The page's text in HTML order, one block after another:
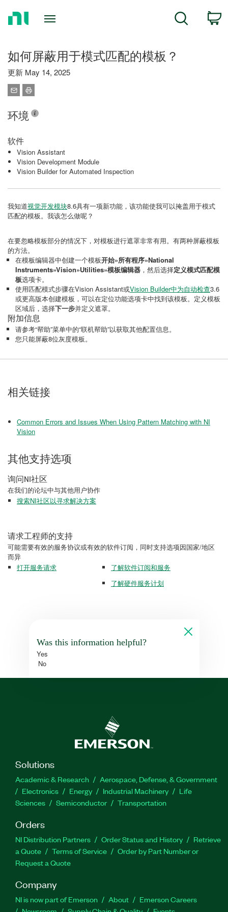
Search
如何屏蔽用于模式匹配的模板？
更新 May 14, 2025
环境
软件
Vision Assistant
Vision Development Module
Vision Builder for Automated Inspection
我知道视觉开发模块8.6具有一项新功能，该功能使我可以掩盖用于模式
匹配的模板。我该怎么做呢？
在要忽略模板部分的情况下，对模板进行遮罩非常有用。有两种屏蔽模板
的方法。
在模板编辑器中创建一个模板开始»所有程序»National
Instruments»Vision»Utilities»模板编辑器 ，然后选择定义模式匹配模
板选项卡。
使用匹配模式步骤在Vision Assistant或Vision Builder中为自动检查3.6
或更高版本创建模板，可以在定位功能选项卡中找到该模板。定义模板
区域后，选择下一步并定义遮罩。
附加信息
请参考“帮助”菜单中的“联机帮助”以获取其他配置信息。
您只能屏蔽8位灰度模板。
相关链接
Common Errors and Issues When Using Pattern Matching with NI
Vision
其他支持选项
询问NI社区
在我们的论坛中与其他用户协作
搜索NI社区以寻求解决方案
请求工程师的支持
可能需要有效的服务协议或有效的软件订阅，同时支持选项因国家/地区
而异
打开服务请求
了解软件订阅和服务
了解硬件服务计划
Was this information helpful?
Yes
No
Solutions
Academic & Research
Aerospace, Defense, & Government
Electronics
Energy Industrial Machinery
Life
Sciences
Semiconductor Transportation
Orders
NI Distribution Partners Order Status and History
Retrieve
a Quote
Terms of Service
Order by Part Number or
Request a Quote
Company
NI is now part of Emerson About
Emerson Careers